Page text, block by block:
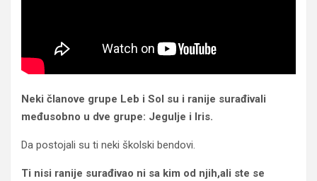
Neki članove grupe Leb i Sol su i ranije surađivali
međusobno u dve grupe: Jegulje i Iris.
Da postojali su ti neki školski bendovi.
Ti nisi ranije surađivao ni sa kim od njih,ali ste se